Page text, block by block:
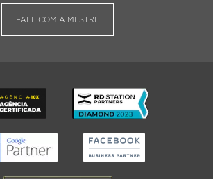
FALE COM A MESTRE